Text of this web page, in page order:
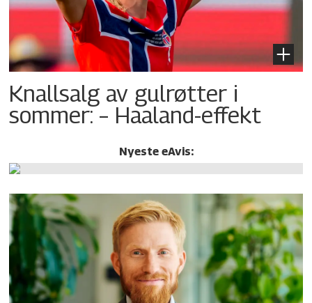
Knallsalg av gulrøtter i
sommer: – Haaland-effekt
Nyeste eAvis: